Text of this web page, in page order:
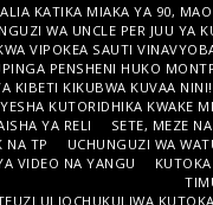
KATIKA MIAKA YA 90,
WA UNCLE PER JUU YA
VIPOKEA SAUTI
PENSHENI HUKO
KIBETI KIKUBWA KUVAA NINI!
KUTORIDHIKA KWAKE
YA RELI
SETE, MEZE
NA TP
UCHUNGUZI WA
VIDEO NA YANGU
ULIOCHUKULIWA